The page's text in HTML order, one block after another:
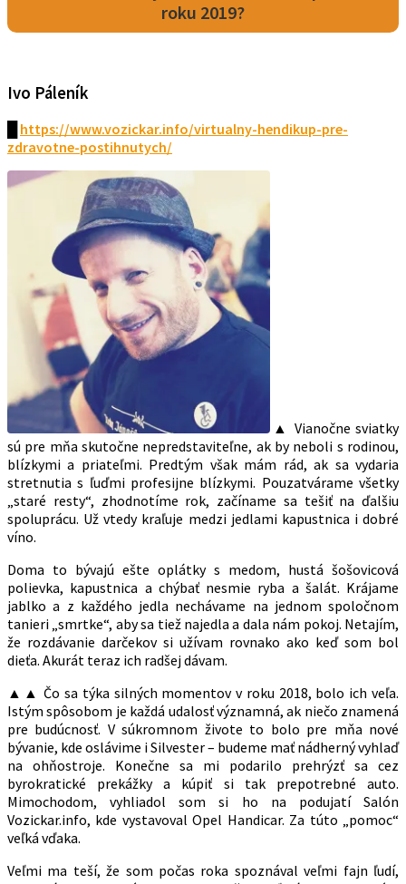
roku 2019?
Ivo Páleník
https://www.vozickar.info/virtualny-hendikup-pre-
zdravotne-postihnutych/
▲ Vianočne sviatky
sú pre mňa skutočne nepredstaviteľne, ak by neboli s rodinou,
blízkymi a priateľmi. Predtým však mám rád, ak sa vydaria
stretnutia s ľuďmi profesijne blízkymi. Pouzatvárame všetky
„staré resty“, zhodnotíme rok, začíname sa tešiť na ďalšiu
spoluprácu. Už vtedy kraľuje medzi jedlami kapustnica i dobré
víno.
Doma to bývajú ešte oplátky s medom, hustá šošovicová
polievka, kapustnica a chýbať nesmie ryba a šalát. Krájame
jablko a z každého jedla nechávame na jednom spoločnom
tanieri „smrtke“, aby sa tiež najedla a dala nám pokoj. Netajím,
že rozdávanie darčekov si užívam rovnako ako keď som bol
dieťa. Akurát teraz ich radšej dávam.
▲▲ Čo sa týka silných momentov v roku 2018, bolo ich veľa.
Istým spôsobom je každá udalosť významná, ak niečo znamená
pre budúcnosť. V súkromnom živote to bolo pre mňa nové
bývanie, kde oslávime i Silvester – budeme mať nádherný vyhlaď
na ohňostroje. Konečne sa mi podarilo prehrýzť sa cez
byrokratické prekážky a kúpiť si tak prepotrebné auto.
Mimochodom, vyhliadol som si ho na podujatí Salón
Vozickar.info, kde vystavoval Opel Handicar. Za túto „pomoc“
veľká vďaka.
Veľmi ma teší, že som počas roka spoznával veľmi fajn ľudí,